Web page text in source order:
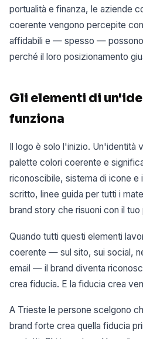
portualità e finanza, le aziende
coerente vengono percepite
affidabili e — spesso —
perché il loro posizionamento
Gli elementi di
funziona
Il logo è solo l'inizio. Un'identità
palette colori coerente e
riconoscibile, sistema di icone e
scritto, linee guida per tutti i
brand story che risuoni con il
Quando tutti questi elementi
coerente — sul sito, sui social,
email — il brand diventa
crea fiducia. E la fiducia crea
A Trieste le persone scelgono
brand forte crea quella fiducia